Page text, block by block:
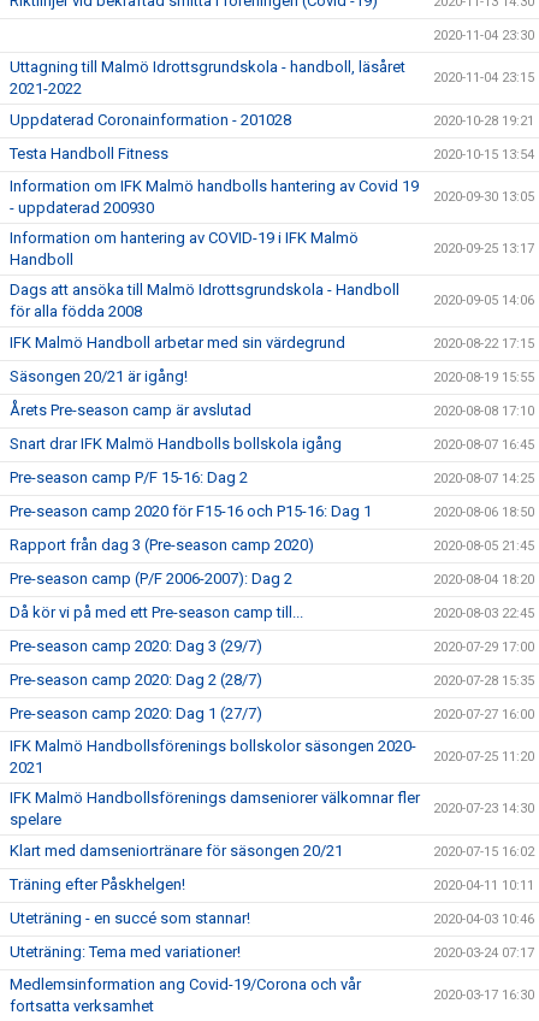
2020-11-04 23:30
Uttagning till Malmö Idrottsgrundskola - handboll, läsåret
2021-2022
2020-11-04 23:15
Uppdaterad Coronainformation - 201028 2020-10-28 19:21
Testa Handboll Fitness 2020-10-15 13:54
Information om IFK Malmö handbolls hantering av Covid 19
- uppdaterad 200930
2020-09-30 13:05
Information om hantering av COVID-19 i IFK Malmö
Handboll
2020-09-25 13:17
Dags att ansöka till Malmö Idrottsgrundskola - Handboll
för alla födda 2008
2020-09-05 14:06
IFK Malmö Handboll arbetar med sin värdegrund 2020-08-22 17:15
Säsongen 20/21 är igång! 2020-08-19 15:55
Årets Pre-season camp är avslutad 2020-08-08 17:10
Snart drar IFK Malmö Handbolls bollskola igång 2020-08-07 16:45
Pre-season camp P/F 15-16: Dag 2 2020-08-07 14:25
Pre-season camp 2020 för F15-16 och P15-16: Dag 1 2020-08-06 18:50
Rapport från dag 3 (Pre-season camp 2020) 2020-08-05 21:45
Pre-season camp (P/F 2006-2007): Dag 2 2020-08-04 18:20
Då kör vi på med ett Pre-season camp till... 2020-08-03 22:45
Pre-season camp 2020: Dag 3 (29/7) 2020-07-29 17:00
Pre-season camp 2020: Dag 2 (28/7) 2020-07-28 15:35
Pre-season camp 2020: Dag 1 (27/7) 2020-07-27 16:00
IFK Malmö Handbollsförenings bollskolor säsongen 2020-
2021
2020-07-25 11:20
IFK Malmö Handbollsförenings damseniorer välkomnar fler
spelare
2020-07-23 14:30
Klart med damseniortränare för säsongen 20/21 2020-07-15 16:02
Träning efter Påskhelgen! 2020-04-11 10:11
Uteträning - en succé som stannar! 2020-04-03 10:46
Uteträning: Tema med variationer! 2020-03-24 07:17
Medlemsinformation ang Covid-19/Corona och vår
fortsatta verksamhet
2020-03-17 16:30